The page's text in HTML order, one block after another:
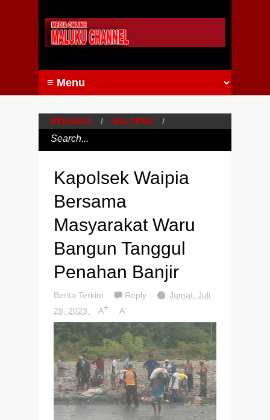
BERANDA / MALTENG /
Kapolsek Waipia
Bersama
Masyarakat Waru
Bangun Tanggul
Penahan Banjir
Berita Terkini Reply
Jumat, Juli
28, 2023
A+ A-